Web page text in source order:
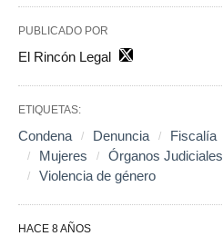
PUBLICADO POR
El Rincón Legal
ETIQUETAS:
Condena Denuncia Fiscalía
Mujeres
Órganos Judiciales
Violencia de género
HACE 8 AÑOS